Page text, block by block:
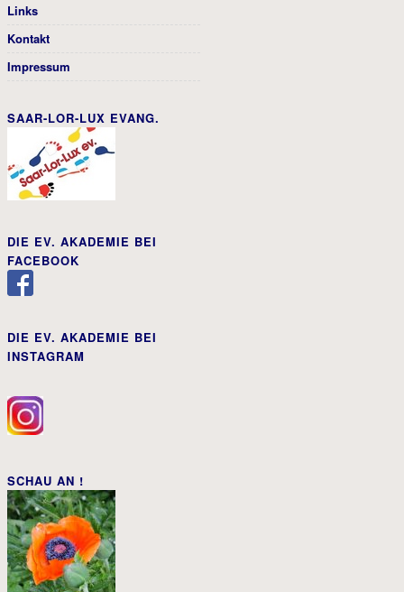
Links
Kontakt
Impressum
SAAR-LOR-LUX EVANG.
DIE EV. AKADEMIE BEI
FACEBOOK
DIE EV. AKADEMIE BEI
INSTAGRAM
SCHAU AN !